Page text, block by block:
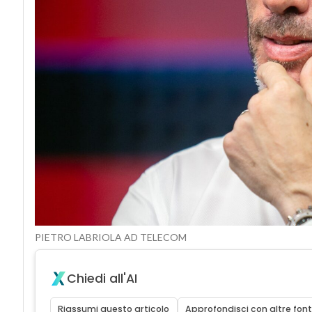
PIETRO LABRIOLA AD TELECOM
Chiedi all'AI
Riassumi questo articolo Approfondisci con altre